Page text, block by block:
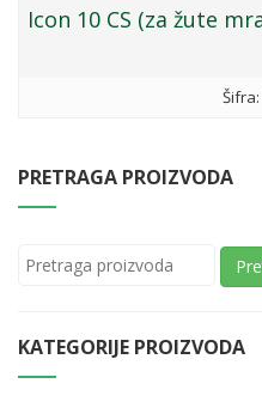
Icon 10 CS (za žute
PRETRAGA PROIZVODA
KATEGORIJE PROIZVODA